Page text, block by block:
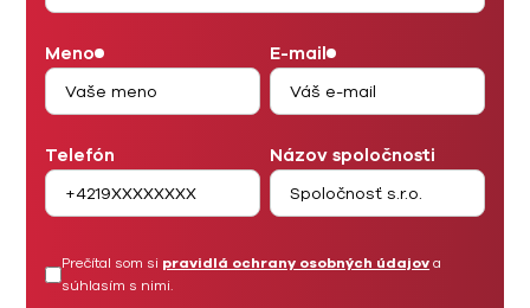
Meno E-mail
Telefón Názov spoločnosti
Prečítal som si pravidlá ochrany osobných údajova
súhlasím s nimi.